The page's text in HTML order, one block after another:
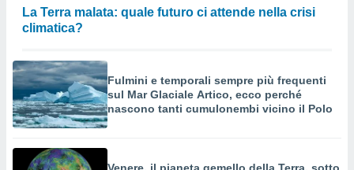
La Terra malata: quale futuro ci attende nella crisi
climatica?
Fulmini e temporali sempre più frequenti
sul Mar Glaciale Artico, ecco perché
nascono tanti cumulonembi vicino il Polo